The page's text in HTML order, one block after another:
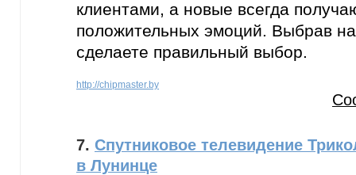
клиентами, а новые всегда
положительных эмоций. Выбрав
сделаете правильный выбор.
http://chipmaster.by
7. Спутниковое телевидение
в Лунинце